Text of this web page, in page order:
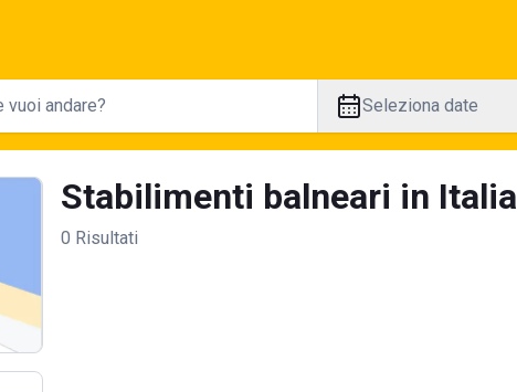
Seleziona date
Stabilimenti balneari in Italia
0 Risultati